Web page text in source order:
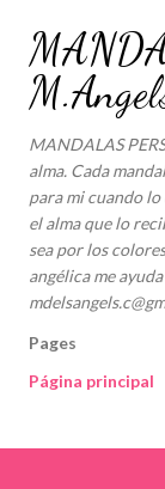
MANDALAS
alma. Cada
para mi cuando
el alma que lo
sea por los
angélica me
Pages
Página principal